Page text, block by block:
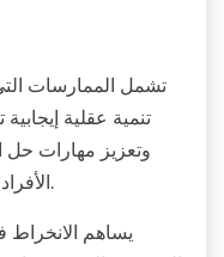
تشمل الممارسات
تنمية عقلية
وتعزيز مهارات حل
الأفراد من التنقل بفعالية في التوتر والقلق.
يساهم الانخراط